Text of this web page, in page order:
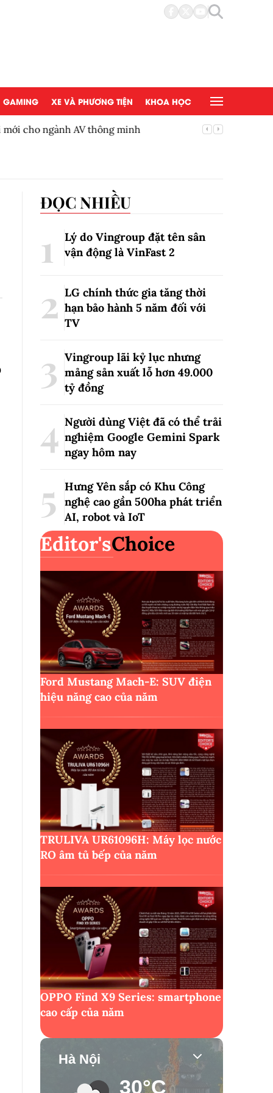
GAMING XE VÀ PHƯƠNG TIỆN KHOA HỌC
cho ngành AV thông minh
ĐỌC NHIỀU
Lý do Vingroup đặt tên sân
vận động là VinFast2
LG chính thức gia tăng thời
hạn bảo hành 5 năm đối với
TV
Vingroup lãi kỷ lục nhưng
mảng sản xuất lỗ hơn 49.000
tỷ đồng
Người dùng Việt đã có thể trải
nghiệm Google Gemini Spark
ngay hôm nay
Hưng Yên sắp có Khu Công
nghệ cao gần 500ha phát triển
AI, robot và IoT
Editor'sChoice
Ford Mustang Mach-E: SUV điện
hiệu năng cao của năm
TRULIVA UR61096H: Máy lọc nước
RO âm tủ bếp của năm
OPPO Find X9 Series: smartphone
cao cấp của năm
Hà Nội
30°C